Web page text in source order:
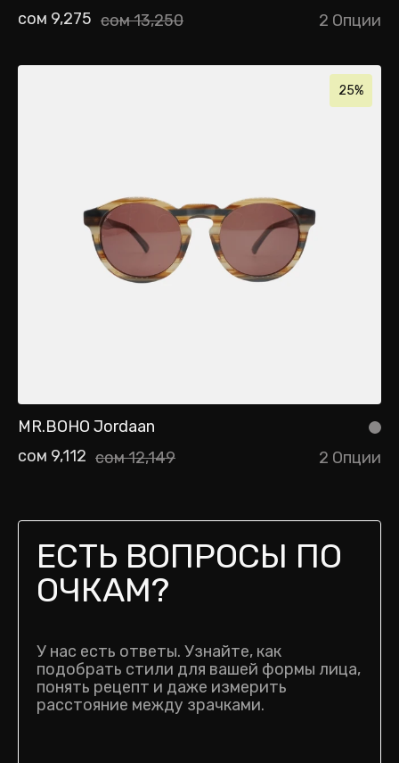
сом 9,275 сом 13,250 2 Опции
25%
MR.BOHO Jordaan
сом 9,112 сом 12,149 2 Опции
ЕСТЬ ВОПРОСЫ ПО
ОЧКАМ?
У нас есть ответы. Узнайте, как
подобрать стили для вашей формы лица,
понять рецепт и даже измерить
расстояние между зрачками.